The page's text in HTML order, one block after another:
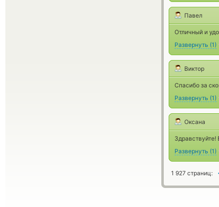
Павел
Отличный и
Развернуть (1)
Виктор
Спасибо за
Развернуть (1)
Оксана
Развернуть (1)
1 927 страниц: